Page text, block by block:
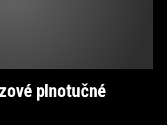
plnotučné